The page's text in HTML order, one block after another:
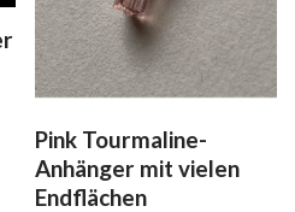
Pink Tourmaline-
Anhänger mit vielen
Endflächen